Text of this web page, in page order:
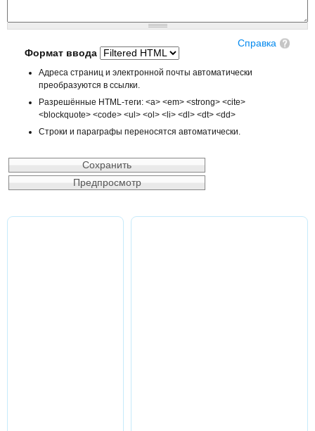
Справка
Формат ввода
Адреса страниц и электронной почты автоматически
преобразуются в ссылки.
Разрешённые HTML-теги: <a> <em> <strong> <cite>
<blockquote> <code> <ul> <ol> <li> <dl> <dt> <dd>
Строки и параграфы переносятся автоматически.